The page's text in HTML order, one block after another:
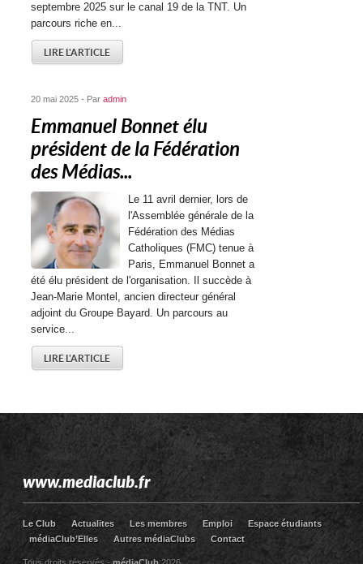
septembre 2025 sur le canal 19 de la TNT. Un
parcours riche en...
LIRE L'ARTICLE
20 mai 2025 - Paradmin
Emmanuel Bonnet élu
président de la Fédération
des Médias...
Le 11 avril dernier, lors de
l'Assemblée générale de la
Fédération des Médias
Catholiques (FMC) tenue à
Paris, Emmanuel Bonnet a
été élu président de l'organisation. Il succède à
Jean-Marie Montel, ancien directeur général
adjoint du Groupe Bayard. Un parcours au
service...
LIRE L'ARTICLE
www.mediaclub.fr
Le Club Actualites Les membres Emploi
Espace étudiants
médiaClub’Elles
Autres médiaClubs Contact